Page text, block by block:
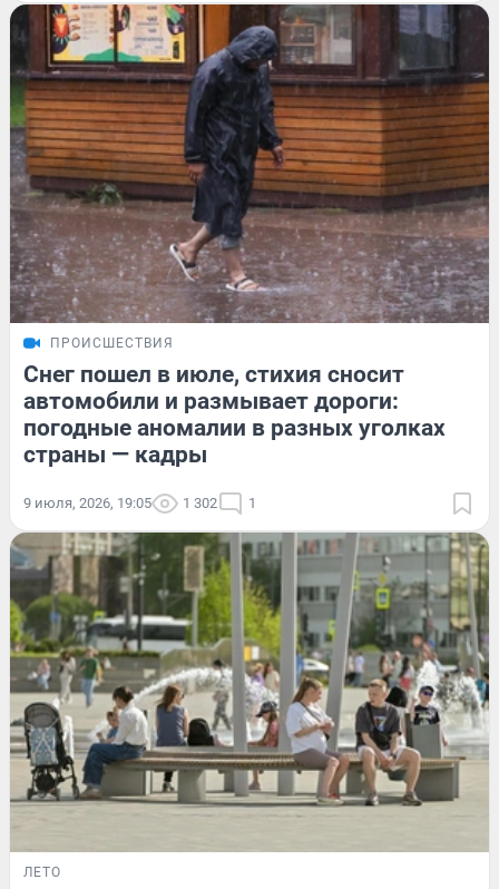
ПРОИСШЕСТВИЯ
Снег пошел в июле, стихия сносит
автомобили и размывает дороги:
погодные аномалии в разных уголках
страны — кадры
9 июля, 2026, 19:05 1 302 1
ЛЕТО